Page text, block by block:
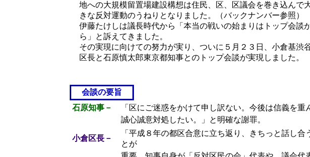
地への大規模留置場建設構想は住民、区、区議会を巻き込んで
きな反対運動のうねりとなりました。（バックナンバー参照）
伊藤たけしは議長時代から「本当の戦いの始まりはトップ会談
ら」と訴えてきました。
その実現に向けての努力が実り、ついに５月２３日、小倉基渋
区長と石原慎太郎東京都知事とのトップ会談が実現しました。
会談の要旨
石原知事－
「区にご迷惑をかけて申し訳ない。今後は信義を重
誠心誠意対処したい。」と明確な謝罪。
小倉区長－
「平成８年の都区合意に立ち返り、きちっと話し合
とが